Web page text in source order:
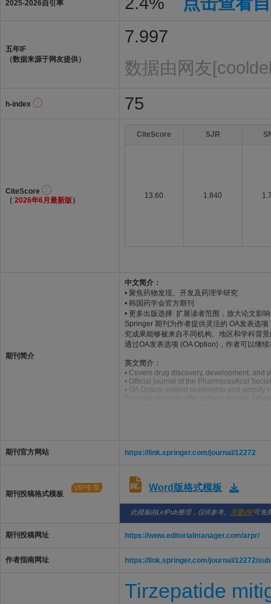
2025-2026自引率
五年IF
（数据来源于网友提供）
7.997
数据由网友
h-index 75
CiteScore
（ 2026年6月最新版 ）
CiteScore SJR
13.60 1.840
期刊简介
中文简介：
• 聚焦药物发现、开发及药理学研究
• 韩国药学会官方期刊
• 更多出版选择: 扩展读者范围，放大论文影响
Springer 期刊为作者提供灵活的 OA发表选
究成果能够被来自不同机构、地区和学科背
通过OA发表选项 (OA Option)，作者可以继
英文简介：
• Covers drug discovery, development, and
• Official journal of the Pharmaceutical
• OA Option: extend readership and amplify
期刊官方网站 https://link.springer.com/journal/12272
期刊投稿格式模板
VIP专享 Word版格式模板
此模板由LetPub整理，仅供参考。 开通VIP可免
期刊投稿网址 https://www.editorialmanager.com/arpr/
作者指南网址 https://link.springer.com/journal/12272/
Tirzepatide